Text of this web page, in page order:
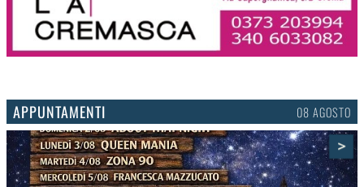
APPUNTAMENTI 06 AGOSTO
>